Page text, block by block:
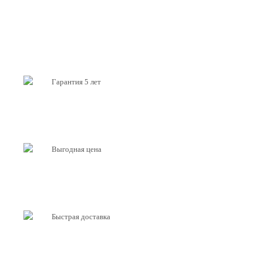
Гарантия 5 лет
Выгодная цена
Быстрая доставка